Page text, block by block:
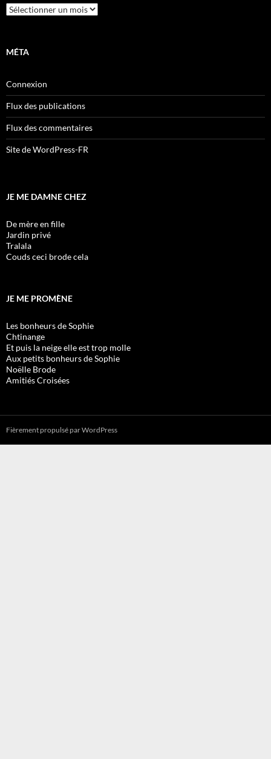
Archives
MÉTA
Connexion
Flux des publications
Flux des commentaires
Site de WordPress-FR
JE ME DAMNE CHEZ
De mère en fille
Jardin privé
Tralala
Couds ceci brode cela
JE ME PROMÈNE
Les bonheurs de Sophie
Chtinange
Et puis la neige elle est trop molle
Aux petits bonheurs de Sophie
Noëlle Brode
Amitiés Croisées
Fièrement propulsé par WordPress